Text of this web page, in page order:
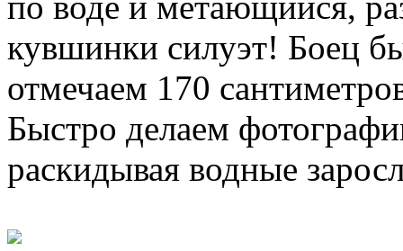
кувшинки силуэт! Боец
отмечаем 170
Быстро делаем
раскидывая водные